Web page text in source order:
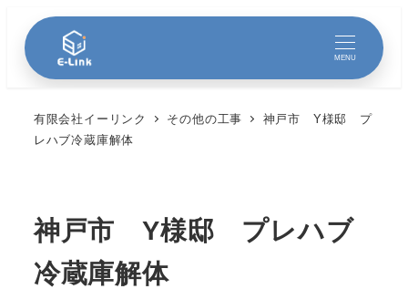
MENU
有限会社イーリンク その他の工事
神戸市 Y様邸 プ
レハブ冷蔵庫解体
神戸市 Y様邸 プレハブ
冷蔵庫解体